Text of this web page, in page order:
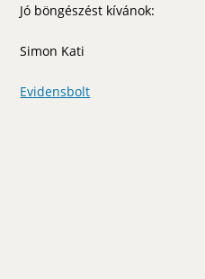
Jó böngészést kívánok:
Simon Kati
Evidensbolt